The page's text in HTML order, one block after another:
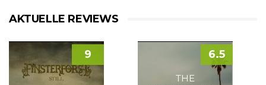
AKTUELLE REVIEWS
9
THE
6.5